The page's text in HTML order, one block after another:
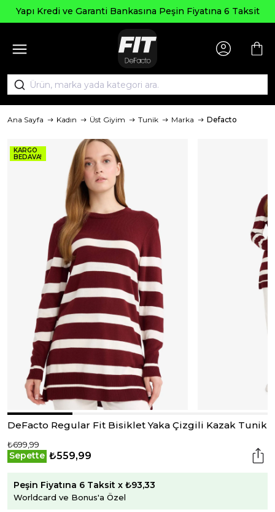
Yapı Kredi ve Garanti Bankasına Peşin Fiyatına 6 Taksit
Ana Sayfa Kadın Üst Giyim Tunik Marka Defacto
KARGO
BEDAVA!
DeFacto Regular Fit Bisiklet Yaka Çizgili Kazak Tunik
₺699,99
Sepette ₺559,99
Peşin Fiyatına 6 Taksit x ₺93,33
Worldcard ve Bonus'a Özel